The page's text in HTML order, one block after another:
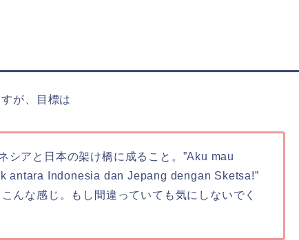
が、目標は
シアと日本の架け橋に成ること。”Aku mau
antara Indonesia dan Jepang dengan Sketsa!”
んな感じ。もし間違っていても気にしないでく